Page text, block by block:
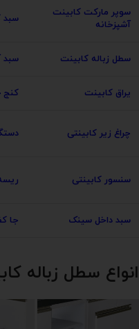
سوپر مارکت کابینت
آشپزخانه
سبد
سطل زباله کابینت سبد
یراق کابینت کنج
چراغ زیر کابینتی
سنسور کابینتی
سبد داخل سینک جا
انواع سطل زباله